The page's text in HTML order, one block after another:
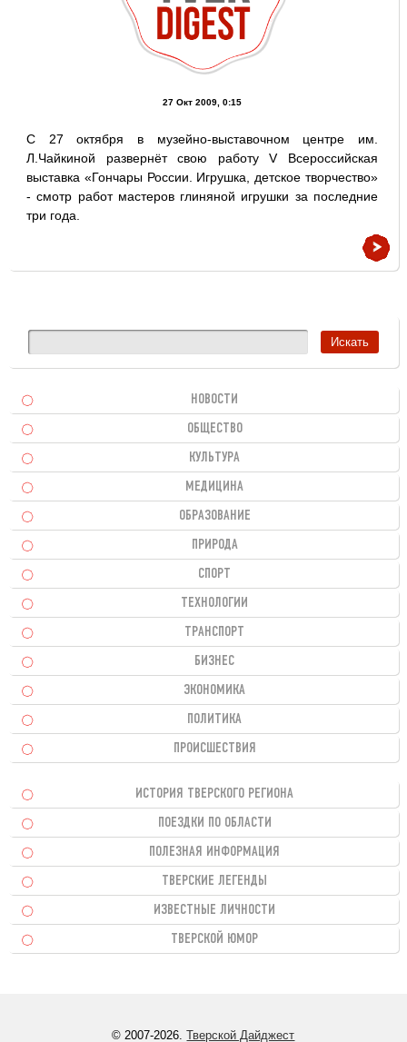
27 Окт 2009, 0:15
С 27 октября в музейно-выставочном центре им.
Л.Чайкиной развернёт свою работу V Всероссийская
выставка «Гончары России. Игрушка, детское творчество»
- смотр работ мастеров глиняной игрушки за последние
три года.
НОВОСТИ
ОБЩЕСТВО
КУЛЬТУРА
МЕДИЦИНА
ОБРАЗОВАНИЕ
ПРИРОДА
СПОРТ
ТЕХНОЛОГИИ
ТРАНСПОРТ
БИЗНЕС
ЭКОНОМИКА
ПОЛИТИКА
ПРОИСШЕСТВИЯ
ИСТОРИЯ ТВЕРСКОГО РЕГИОНА
ПОЕЗДКИ ПО ОБЛАСТИ
ПОЛЕЗНАЯ ИНФОРМАЦИЯ
ТВЕРСКИЕ ЛЕГЕНДЫ
ИЗВЕСТНЫЕ ЛИЧНОСТИ
ТВЕРСКОЙ ЮМОР
© 2007-2026.Тверской Дайджест